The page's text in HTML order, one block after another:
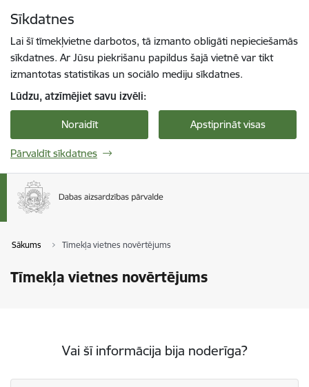
Sīkdatnes
Lai šī tīmekļvietne darbotos, tā izmanto obligāti nepieciešamās
sīkdatnes. Ar Jūsu piekrišanu papildus šajā vietnē var tikt
izmantotas statistikas un sociālo mediju sīkdatnes.
Lūdzu, atzīmējiet savu izvēli:
Noraidīt Apstiprināt visas
Pārvaldīt sīkdatnes
Sākums Tīmekļa vietnes novērtējums
Tīmekļa vietnes novērtējums
Vai šī informācija bija noderīga?